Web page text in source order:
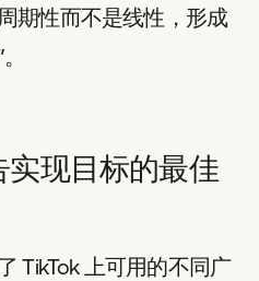
期性而不是线性，形成
实现目标的最佳
TikTok 上可用的不同广